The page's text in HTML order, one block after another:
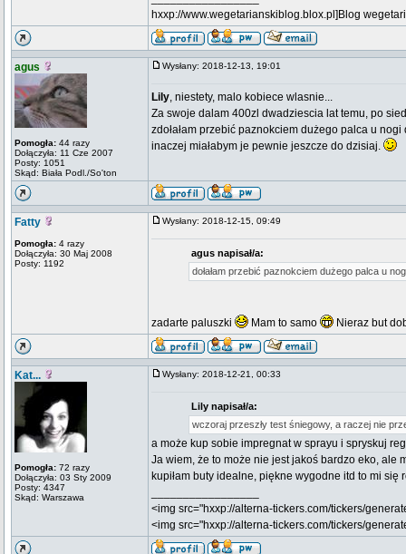
hxxp://www.wegetarianskiblog.blox.pl]Blog
agus
Pomogła: 44 razy
Dołączyła: 11 Cze 2007
Posty: 1051
Skąd: Biała Podl./So'ton
Wysłany: 2018-12-13, 19:01
Lily, niestety, malo kobiece wlasnie...
Za swoje dalam 400zl dwadziescia lat temu, po
zdołałam przebić paznokciem dużego palca u
inaczej miałabym je pewnie jeszcze do dzisiaj.
Fatty
Pomogła: 4 razy
Dołączyła: 30 Maj 2008
Posty: 1192
Wysłany: 2018-12-15, 09:49
agus napisał/a:
dołałam przebić paznokciem dużego palca u
zadarte paluszki Mam to samo Nieraz but
Kat...
Pomogła: 72 razy
Dołączyła: 03 Sty 2009
Posty: 4347
Skąd: Warszawa
Wysłany: 2018-12-21, 00:33
Lily napisał/a:
wczoraj przeszły test śniegowy, a raczej nie
a może kup sobie impregnat w sprayu i spryskuj
Ja wiem, że to może nie jest jakoś bardzo eko, ale
kupiłam buty idealne, piękne wygodne itd to mi
<img src="hxxp://alterna-tickers.com/tickers/
<img src="hxxp://alterna-tickers.com/tickers/